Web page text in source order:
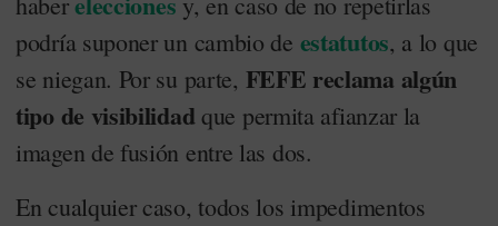
podría suponer un cambio de estatutos, a lo que
se niegan. Por su parte, FEFE reclama algún
tipo de visibilidadque permita afianzar la
imagen de fusión entre las dos.
En cualquier caso, todos los impedimentos